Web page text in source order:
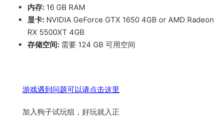
内存: 16 GB RAM
显卡: NVIDIA GeForce GTX 1650 4GB or AMD Radeon
RX 5500XT 4GB
存储空间: 需要 124 GB 可用空间
游戏遇到问题可以请点击这里
加入狗子试玩组，好玩就入正